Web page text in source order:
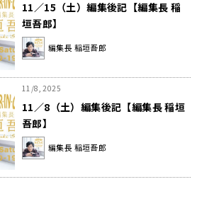
11／15（土）編集後記【編集長 稲
垣吾郎】
編集長 稲垣吾郎
11/8, 2025
11／8（土）編集後記【編集長 稲垣
吾郎】
編集長 稲垣吾郎